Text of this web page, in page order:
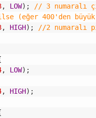
, LOW) ;
// 3 numaralı
(eğer 400'den
, HIGH) ;
//2 numaralı
, LOW) ;
, HIGH) ;